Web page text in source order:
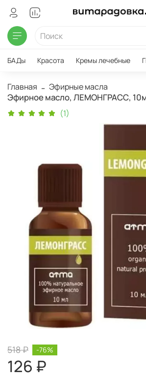
БАДы Красота Кремы лечебные
Главная Эфирные масла
Эфирное масло, ЛЕМОНГРАСС,
(1)
518 ₽
126 ₽
-76%